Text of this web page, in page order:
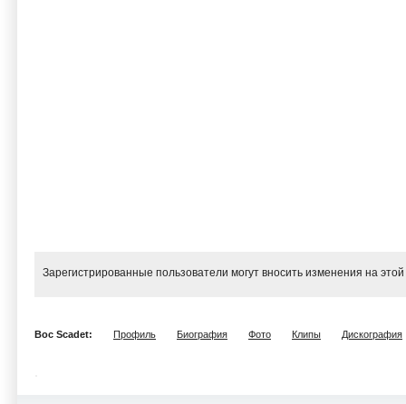
Зарегистрированные пользователи могут вносить изменения на
Boc Scadet: Профиль Биография Фото Клипы Дискография